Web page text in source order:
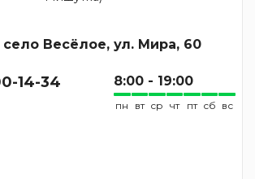
село Весёлое, ул. Мира, 60
14-34 8:00 - 19:00
пн вт ср чт пт сб вс